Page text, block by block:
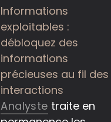
Informations
exploitables :
débloquez des
informations
précieuses au fil des
interactions
Analyste traite en